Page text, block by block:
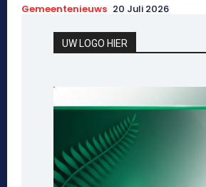
Gemeentenieuws 20 Juli 2026
UW LOGO HIER